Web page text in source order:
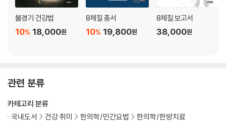
불경기 건강법
18,000원
10%
8체질 총서
19,800원
10%
8체질 보고서
38,000원
관련 분류
카테고리 분류
국내도서
건강 취미 한의학/민간요법 한의학/한방치료